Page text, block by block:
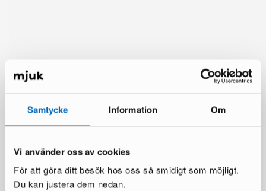
Samtycke Information Om
Vi använder oss av cookies
För att göra ditt besök hos oss så smidigt som möjligt.
Du kan justera dem nedan.